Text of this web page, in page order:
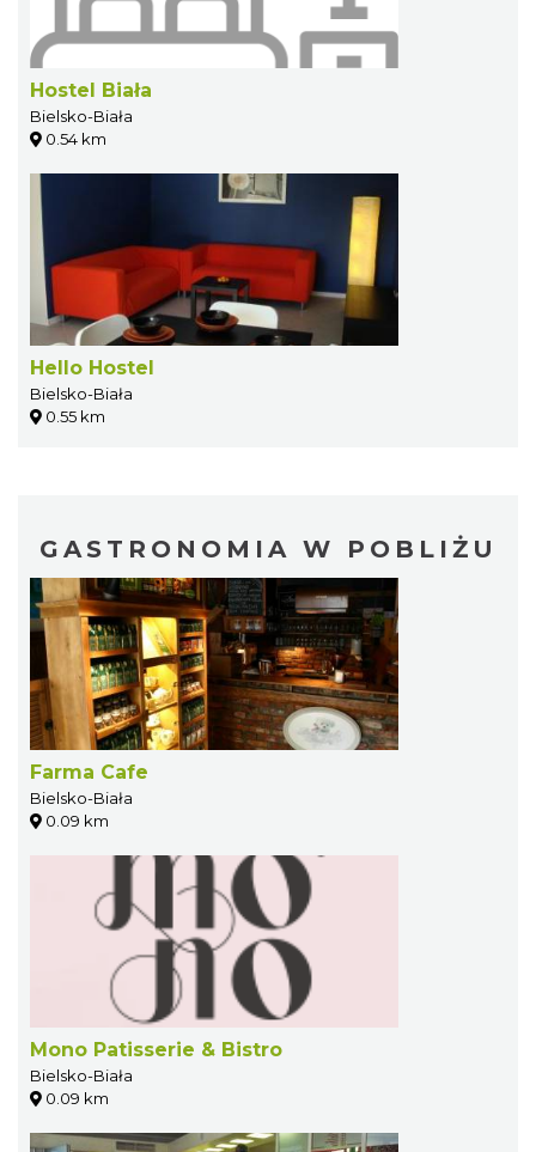
Hostel Biała
Bielsko-Biała
0.54 km
Hello Hostel
Bielsko-Biała
0.55 km
GASTRONOMIA W POBLIŻU
Farma Cafe
Bielsko-Biała
0.09 km
Mono Patisserie & Bistro
Bielsko-Biała
0.09 km